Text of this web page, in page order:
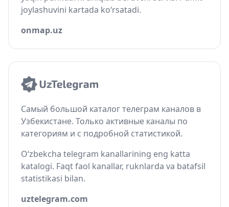
joylashuvini kartada ko‘rsatadi.
onmap.uz
Самый большой каталог телеграм каналов в
Узбекистане. Только активные каналы по
категориям и с подробной статистикой.
O‘zbekcha telegram kanallarining eng katta
katalogi. Faqt faol kanallar, ruknlarda va batafsil
statistikasi bilan.
uztelegram.com